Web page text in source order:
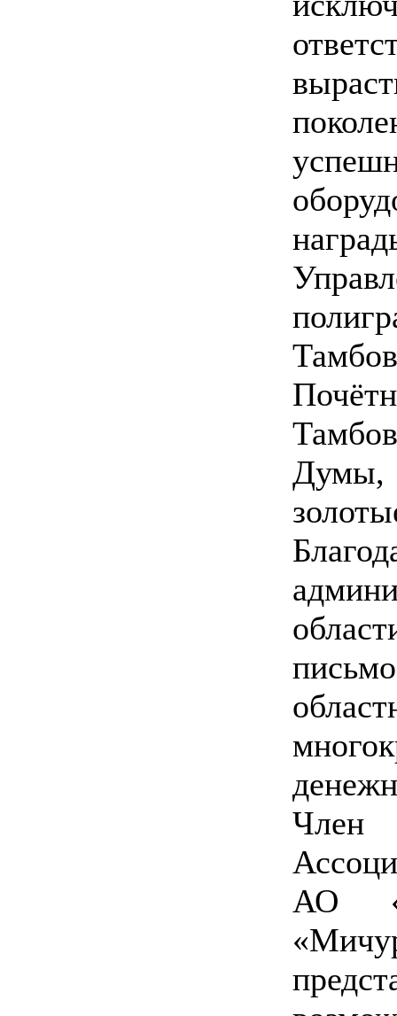
Думы,
АО